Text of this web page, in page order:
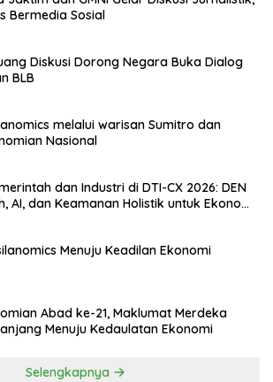
Bermedia Sosial
Diskusi Dorong Negara Buka Dialog
BLB
melalui warisan Sumitro dan
Nasional
dan Industri di DTI-CX 2026: DEN
AI, dan Keamanan Holistik untuk Ekonomi
Menuju Keadilan Ekonomi
Abad ke-21, Maklumat Merdeka
Menuju Kedaulatan Ekonomi
Selengkapnya